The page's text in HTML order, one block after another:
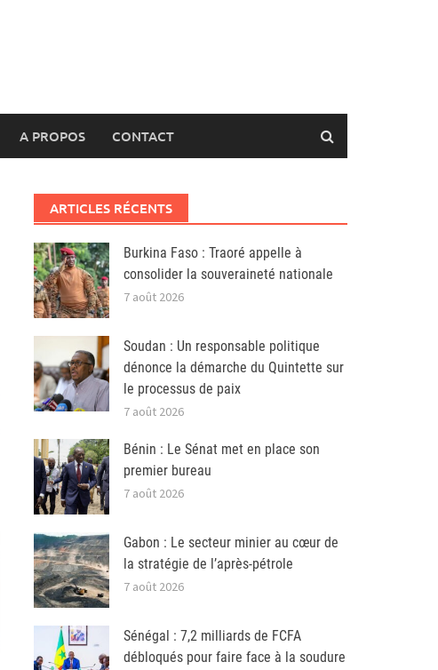
A PROPOS CONTACT
ARTICLES RÉCENTS
Burkina Faso : Traoré appelle à
consolider la souveraineté nationale
7 août 2026
Soudan : Un responsable politique
dénonce la démarche du Quintette sur
le processus de paix
7 août 2026
Bénin : Le Sénat met en place son
premier bureau
7 août 2026
Gabon : Le secteur minier au cœur de
la stratégie de l’après-pétrole
7 août 2026
Sénégal : 7,2 milliards de FCFA
débloqués pour faire face à la soudure